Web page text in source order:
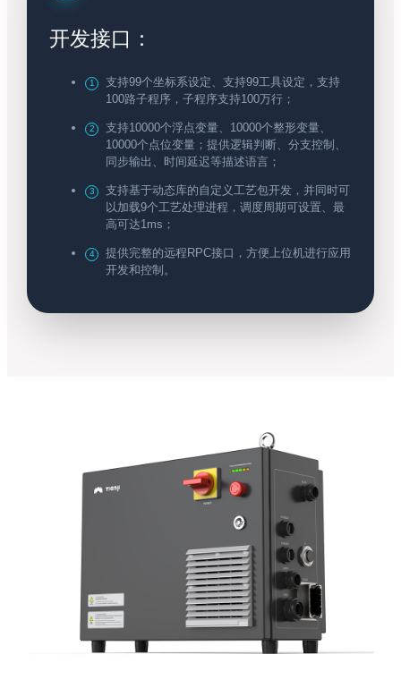
开发接口：
支持99个坐标系设定、支持99工具设定，支持
100路子程序，子程序支持100万行；
支持10000个浮点变量、10000个整形变量、
10000个点位变量；提供逻辑判断、分支控制、
同步输出、时间延迟等描述语言；
支持基于动态库的自定义工艺包开发，并同时可
以加载9个工艺处理进程，调度周期可设置、最
高可达1ms；
提供完整的远程RPC接口，方便上位机进行应用
开发和控制。